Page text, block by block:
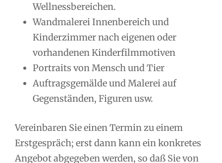
Wellnessbereichen.
Wandmalerei Innenbereich und
Kinderzimmer nach eigenen oder
vorhandenen Kinderfilmmotiven
Portraits von Mensch und Tier
Auftragsgemälde und Malerei auf
Gegenständen, Figuren usw.
Vereinbaren Sie einen Termin zu einem
Erstgespräch; erst dann kann ein konkretes
Angebot abgegeben werden, so daß Sie von